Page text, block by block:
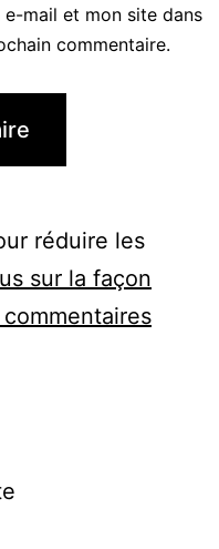
mail et mon site dans
commentaire.
réduire les
sur la façon